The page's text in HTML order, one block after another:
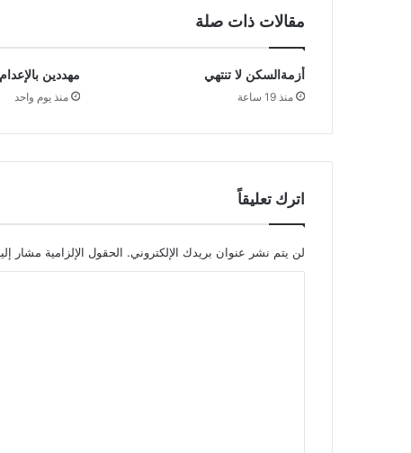
مقالات ذات صلة
أزمةالسكن لا تنتهي
منذ 19 ساعة
مهددين بالإعدام
منذ يوم واحد
اترك تعليقاً
لن يتم نشر عنوان بريدك الإلكتروني. الحقول الإلزامية مشار